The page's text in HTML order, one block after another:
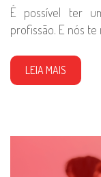
É possível ter
profissão. E nós
LEIA MAIS